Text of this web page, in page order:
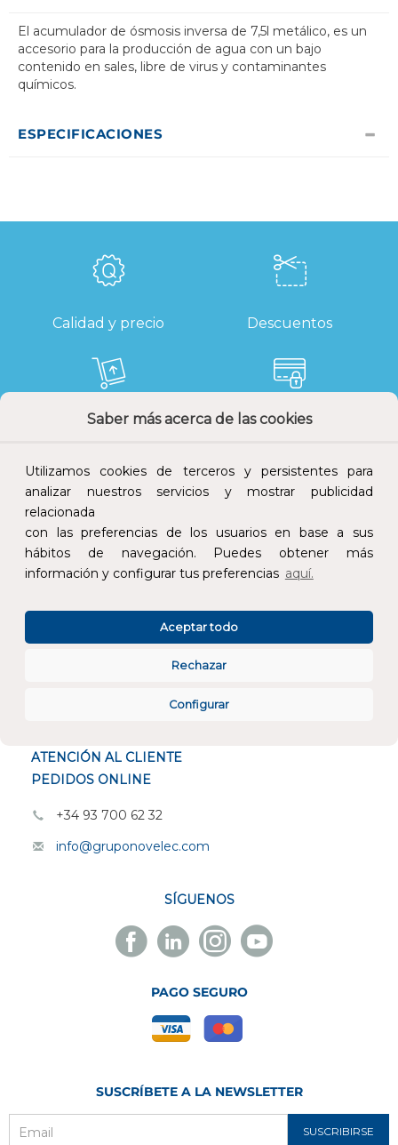
Saber más acerca de las cookies
Utilizamos cookies de terceros y persistentes para
analizar nuestros servicios y mostrar publicidad
relacionada
con las preferencias de los usuarios en base a sus
hábitos de navegación. Puedes obtener más
información y configurar tus preferencias aquí.
Configurar
Rechazar
Aceptar todo
El acumulador de ósmosis inversa de 7,5l metálico, es un
accesorio para la producción de agua con un bajo
contenido en sales, libre de virus y contaminantes
químicos.
ESPECIFICACIONES
Calidad y precio Descuentos
Devoluciones Pago seguro
Atención al cliente
ATENCIÓN AL CLIENTE
PEDIDOS ONLINE
+34 93 700 62 32
info@gruponovelec.com
SÍGUENOS
Facebook
Novelec
Linkedin
Novelec
Instagram
Novelec
Youtube
Novelec
PAGO SEGURO
SUSCRÍBETE A LA NEWSLETTER
SUSCRIBIRSE